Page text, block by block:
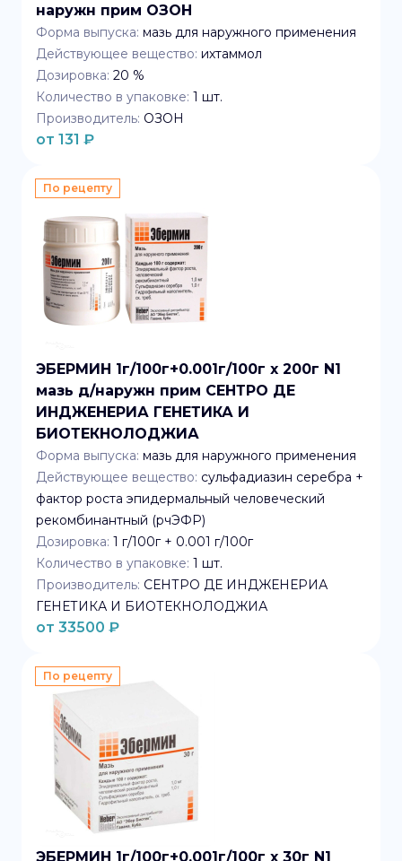
наружн прим ОЗОН
Форма выпуска: мазь для наружного применения
Действующее вещество: ихтаммол
Дозировка: 20 %
Количество в упаковке: 1 шт.
Производитель: ОЗОН
от 131 ₽
По рецепту
ЭБЕРМИН 1г/100г+0.001г/100г x 200г N1
мазь д/наружн прим СЕНТРО ДЕ
ИНДЖЕНЕРИА ГЕНЕТИКА И
БИОТЕКНОЛОДЖИА
Форма выпуска: мазь для наружного применения
Действующее вещество: сульфадиазин серебра +
фактор роста эпидермальный человеческий
рекомбинантный (рчЭФР)
Дозировка: 1 г/100г + 0.001 г/100г
Количество в упаковке: 1 шт.
Производитель: СЕНТРО ДЕ ИНДЖЕНЕРИА
ГЕНЕТИКА И БИОТЕКНОЛОДЖИА
от 33500 ₽
По рецепту
ЭБЕРМИН 1г/100г+0.001г/100г x 30г N1